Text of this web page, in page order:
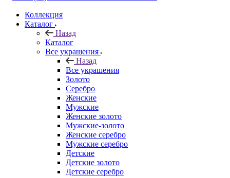
Коллекция
Каталог
Назад
Каталог
Все украшения
Назад
Все украшения
Золото
Серебро
Женские
Мужские
Женские золото
Мужские-золото
Женские серебро
Мужские серебро
Детские
Детские золото
Детские серебро